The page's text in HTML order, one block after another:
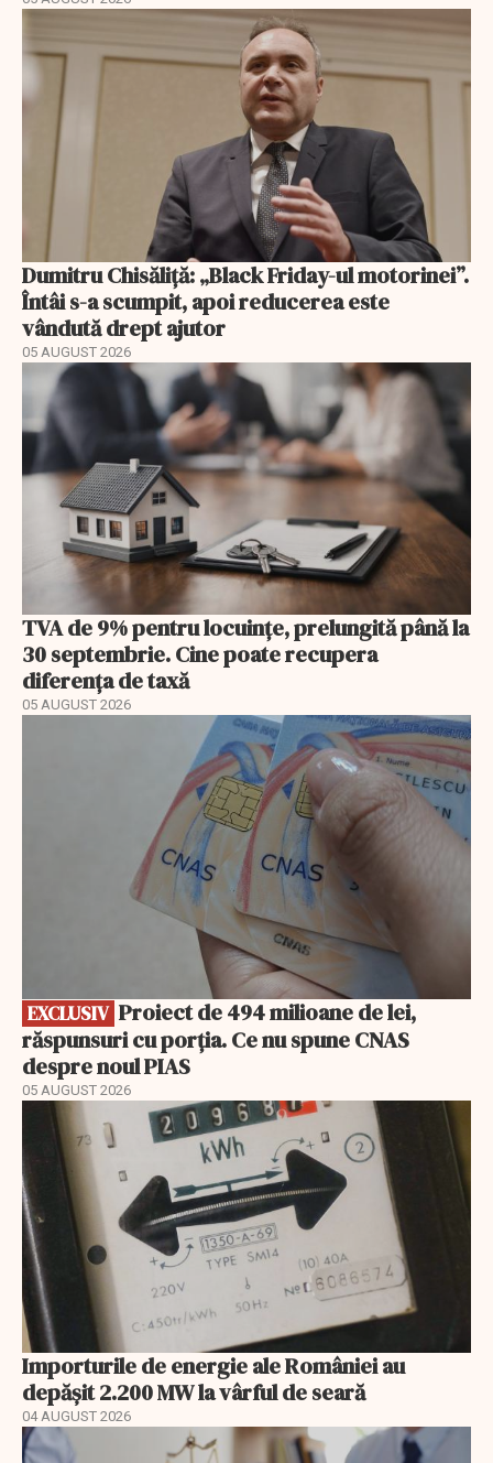
Dumitru Chisăliță: „Black Friday-ul motorinei”.
Întâi s-a scumpit, apoi reducerea este
vândută drept ajutor
05 AUGUST 2026
TVA de 9% pentru locuințe, prelungită până la
30 septembrie. Cine poate recupera
diferența de taxă
05 AUGUST 2026
EXCLUSIV
răspunsuri cu porția. Ce nu spune CNAS
despre noul PIAS
05 AUGUST 2026
Importurile de energie ale României au
depășit 2.200 MW la vârful de seară
04 AUGUST 2026